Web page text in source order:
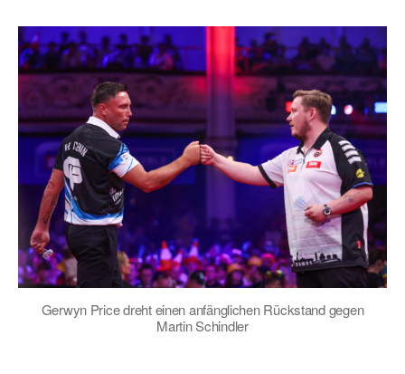
Gerwyn Price dreht einen anfänglichen Rückstand gegen
Martin Schindler